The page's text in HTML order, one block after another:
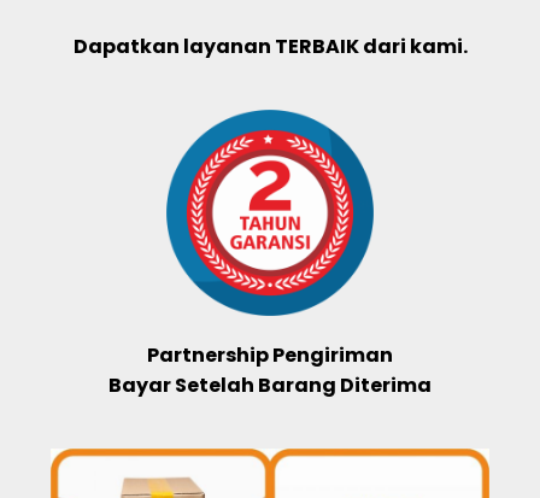
Dapatkan layanan TERBAIK dari kami.
Partnership Pengiriman
Bayar Setelah Barang Diterima